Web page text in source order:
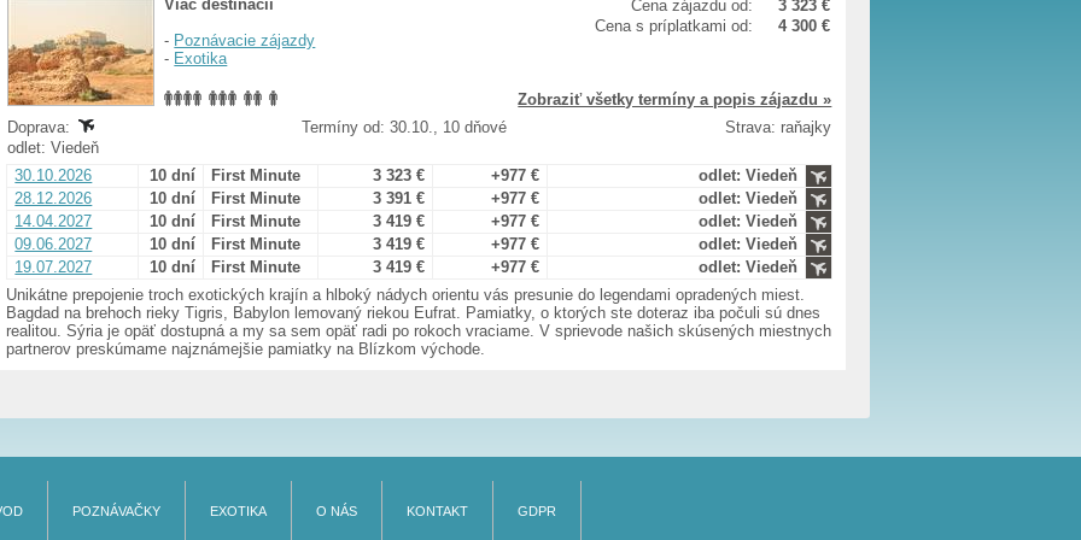
Cena zájazdu od:
3 323 €
Cena s príplatkami od:
4 300 €
Viac destinácií
- Poznávacie zájazdy
- Exotika
Zobraziť všetky termíny a popis zájazdu »
Doprava:
Termíny od: 30.10., 10 dňové
Strava: raňajky
odlet: Viedeň
30.10.2026
10 dní First Minute 3 323 € +977 €
odlet: Viedeň
28.12.2026
10 dní First Minute 3 391 € +977 €
odlet: Viedeň
14.04.2027
10 dní First Minute 3 419 € +977 €
odlet: Viedeň
09.06.2027
10 dní First Minute 3 419 € +977 €
odlet: Viedeň
19.07.2027
10 dní First Minute 3 419 € +977 €
odlet: Viedeň
Unikátne prepojenie troch exotických krajín a hlboký nádych orientu vás presunie do legendami opradených miest.
Bagdad na brehoch rieky Tigris, Babylon lemovaný riekou Eufrat. Pamiatky, o ktorých ste doteraz iba počuli sú dnes
realitou. Sýria je opäť dostupná a my sa sem opäť radi po rokoch vraciame. V sprievode našich skúsených miestnych
partnerov preskúmame najznámejšie pamiatky na Blízkom východe.
POZNÁVAČKY EXOTIKA O NÁS KONTAKT GDPR